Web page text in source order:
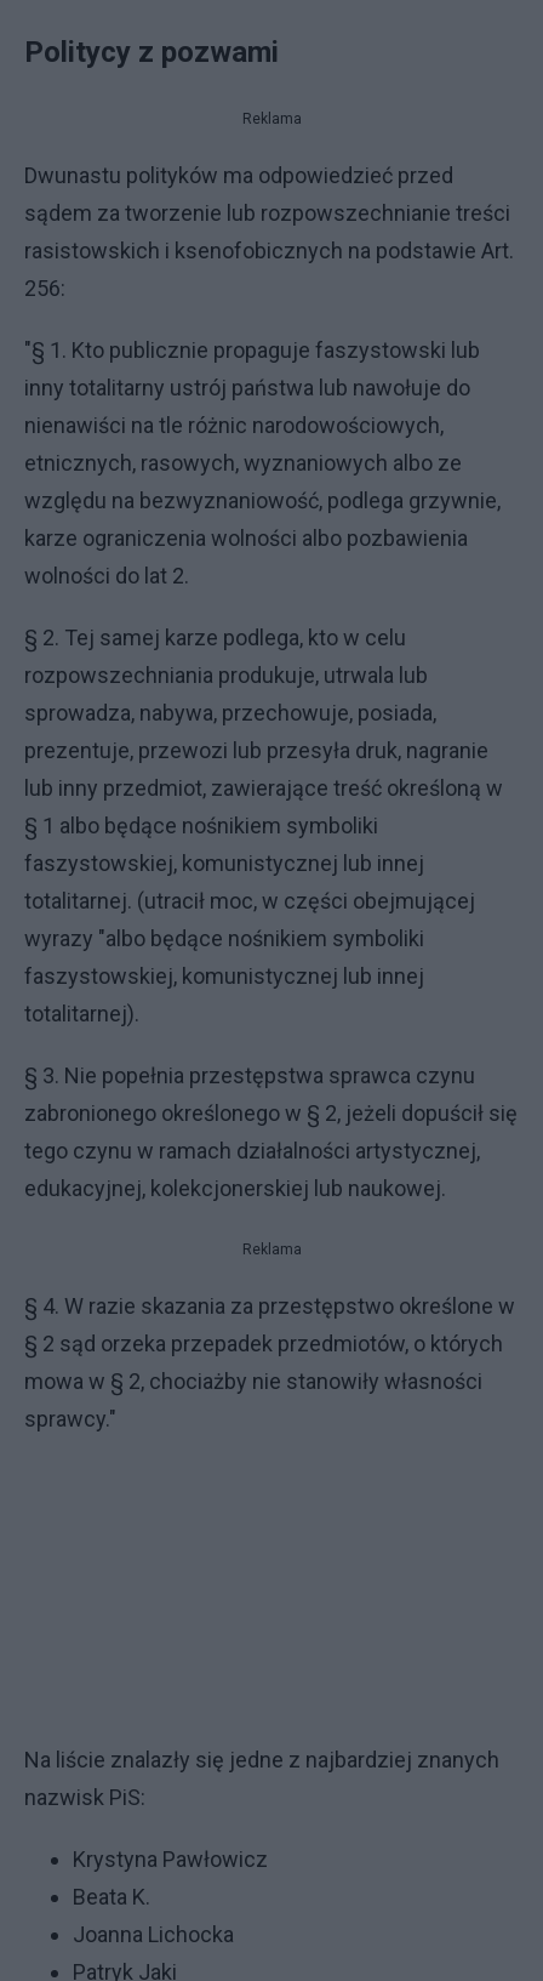
Politycy z pozwami
Reklama
Dwunastu polityków ma odpowiedzieć przed
sądem za tworzenie lub rozpowszechnianie treści
rasistowskich i ksenofobicznych na podstawie Art.
256:
"§ 1. Kto publicznie propaguje faszystowski lub
inny totalitarny ustrój państwa lub nawołuje do
nienawiści na tle różnic narodowościowych,
etnicznych, rasowych, wyznaniowych albo ze
względu na bezwyznaniowość, podlega grzywnie,
karze ograniczenia wolności albo pozbawienia
wolności do lat 2.
§ 2. Tej samej karze podlega, kto w celu
rozpowszechniania produkuje, utrwala lub
sprowadza, nabywa, przechowuje, posiada,
prezentuje, przewozi lub przesyła druk, nagranie
lub inny przedmiot, zawierające treść określoną w
§ 1 albo będące nośnikiem symboliki
faszystowskiej, komunistycznej lub innej
totalitarnej. (utracił moc, w części obejmującej
wyrazy "albo będące nośnikiem symboliki
faszystowskiej, komunistycznej lub innej
totalitarnej).
§ 3. Nie popełnia przestępstwa sprawca czynu
zabronionego określonego w § 2, jeżeli dopuścił się
tego czynu w ramach działalności artystycznej,
edukacyjnej, kolekcjonerskiej lub naukowej.
Reklama
§ 4. W razie skazania za przestępstwo określone w
§ 2 sąd orzeka przepadek przedmiotów, o których
mowa w § 2, chociażby nie stanowiły własności
sprawcy."
Na liście znalazły się jedne z najbardziej znanych
nazwisk PiS:
Krystyna Pawłowicz
Beata K.
Joanna Lichocka
Patryk Jaki